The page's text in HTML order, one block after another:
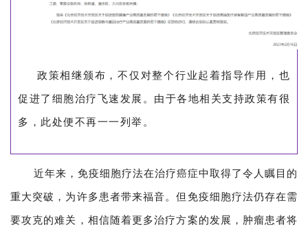
政策相继颁布，不仅对整个行业起着指导作用，也
促进了细胞治疗飞速发展。由于各地相关支持政策有很
多，此处便不再一一列举。
近年来，免疫细胞疗法在治疗癌症中取得了令人瞩目的
重大突破，为许多患者带来福音。但免疫细胞疗法仍存在需
要攻克的难关，相信随着更多治疗方案的发展，肿瘤患者将